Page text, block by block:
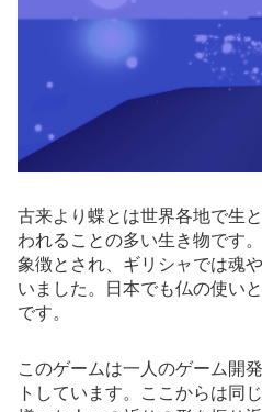
古来より蝶とは世界各地で生
われることの多い生き物です
象徴とされ、ギリシャでは魂
いました。日本でも仏の使い
です。
このゲームは一人のゲーム開
トしています。ここからは同